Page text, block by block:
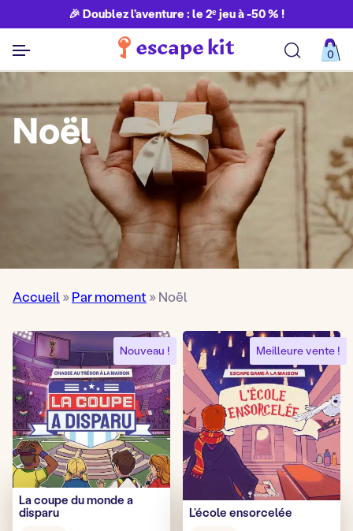
🎉 Doublez l’aventure : le 2ᵉ jeu à -50 % !
0
Noël
Accueil»Par moment »Noël
Nouveau !
La coupe du monde a
disparu
Meilleure vente !
L’école ensorcelée
Découvrir toutes nos aventures